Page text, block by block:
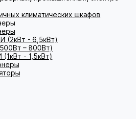
климатических шкафов
- 6,5кВт)
– 800Вт)
- 1,5кВт)